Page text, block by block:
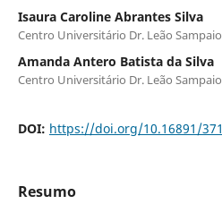
Isaura Caroline Abrantes Silva
Centro Universitário Dr. Leão Sampaio
Amanda Antero Batista da Silva
Centro Universitário Dr. Leão Sampaio
DOI: https://doi.org/10.16891/371
Resumo